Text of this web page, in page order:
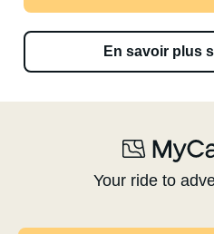
En savoir plus
Your ride to